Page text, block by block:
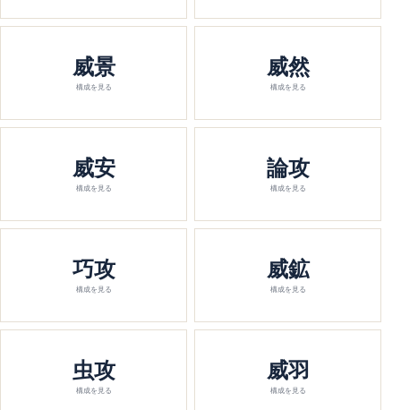
威景
構成を見る
威然
構成を見る
威安
構成を見る
論攻
構成を見る
巧攻
構成を見る
威鉱
構成を見る
虫攻
構成を見る
威羽
構成を見る